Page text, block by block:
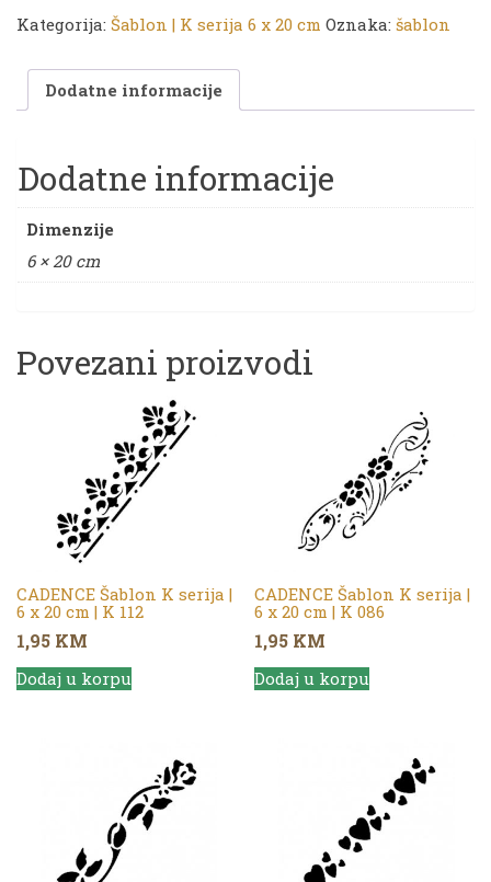
serija
20
K
080
količina
Kategorija: Šablon | K serija 6 x 20 cm Oznaka: šablon
Dodatne informacije
Dodatne informacije
Dimenzije
6 × 20 cm
Povezani proizvodi
CADENCE Šablon K serija |
6 x 20 cm | K 112
1,95 KM
Dodaj u korpu
CADENCE Šablon K serija |
6 x 20 cm | K 086
1,95 KM
Dodaj u korpu